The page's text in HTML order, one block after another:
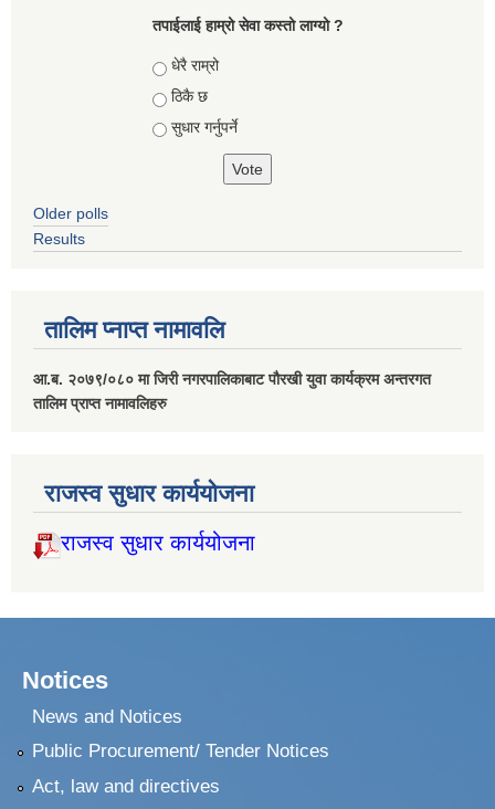
तपाईलाई हाम्रो सेवा कस्तो लाग्यो ?
Choices
धेरै राम्रो
ठिकै छ
सुधार गर्नुपर्ने
Older polls
Results
तालिम प्नाप्त नामावलि
आ.ब. २०७९/०८० मा जिरी नगरपालिकाबाट पौरखी युवा कार्यक्रम अन्तरगत
तालिम प्राप्त नामावलिहरु
राजस्व सुधार कार्ययोजना
राजस्व सुधार कार्ययोजना
Notices
News and Notices
Public Procurement/ Tender Notices
Act, law and directives